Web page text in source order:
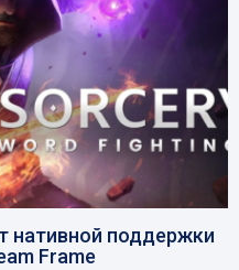
нативной поддержки
Frame